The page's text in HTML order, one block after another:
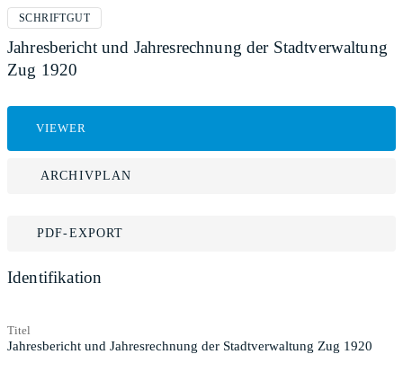
SCHRIFTGUT
Jahresbericht und Jahresrechnung der Stadtverwaltung
Zug 1920
VIEWER
ARCHIVPLAN
PDF-EXPORT
Identifikation
Titel
Jahresbericht und Jahresrechnung der Stadtverwaltung Zug 1920